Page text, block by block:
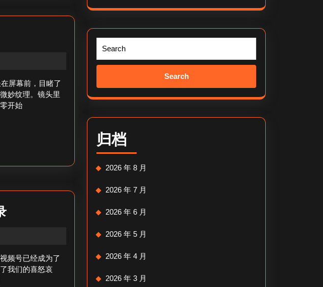
屏幕前，目睹了
妙纹理。镜头里
开始
怎
索
当
频号已经成为了
我们的喜怒哀
Search
归档
2026 年 8 月
2026 年 7 月
2026 年 6 月
2026 年 5 月
2026 年 4 月
2026 年 3 月